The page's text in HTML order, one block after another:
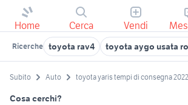
Home Cerca Vendi
Ricerche toyota rav4 toyota aygo usata
Subito Auto toyota yaris tempi di consegna 2022
Cosa cerchi?